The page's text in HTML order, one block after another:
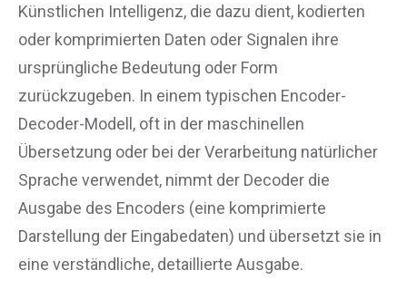
Künstlichen Intelligenz, die dazu dient, kodierten
oder komprimierten Daten oder Signalen ihre
ursprüngliche Bedeutung oder Form
zurückzugeben. In einem typischen Encoder-
Decoder-Modell, oft in der maschinellen
Übersetzung oder bei der Verarbeitung natürlicher
Sprache verwendet, nimmt der Decoder die
Ausgabe des Encoders (eine komprimierte
Darstellung der Eingabedaten) und übersetzt sie in
eine verständliche, detaillierte Ausgabe.